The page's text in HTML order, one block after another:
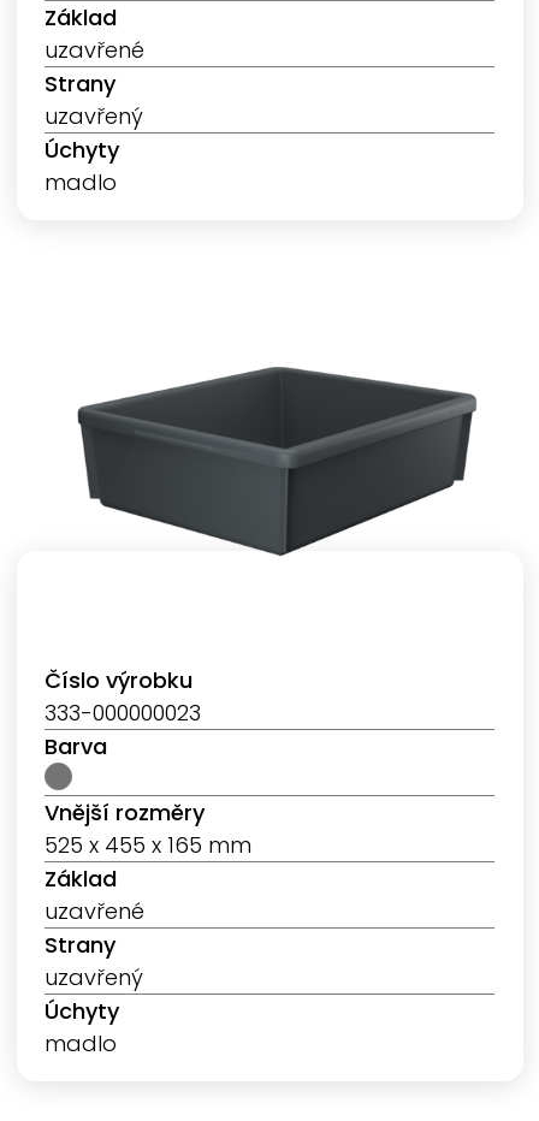
Základ
uzavřené
Strany
uzavřený
Úchyty
madlo
Číslo výrobku
333-000000023
Barva
Vnější rozměry
525 x 455 x 165 mm
Základ
uzavřené
Strany
uzavřený
Úchyty
madlo